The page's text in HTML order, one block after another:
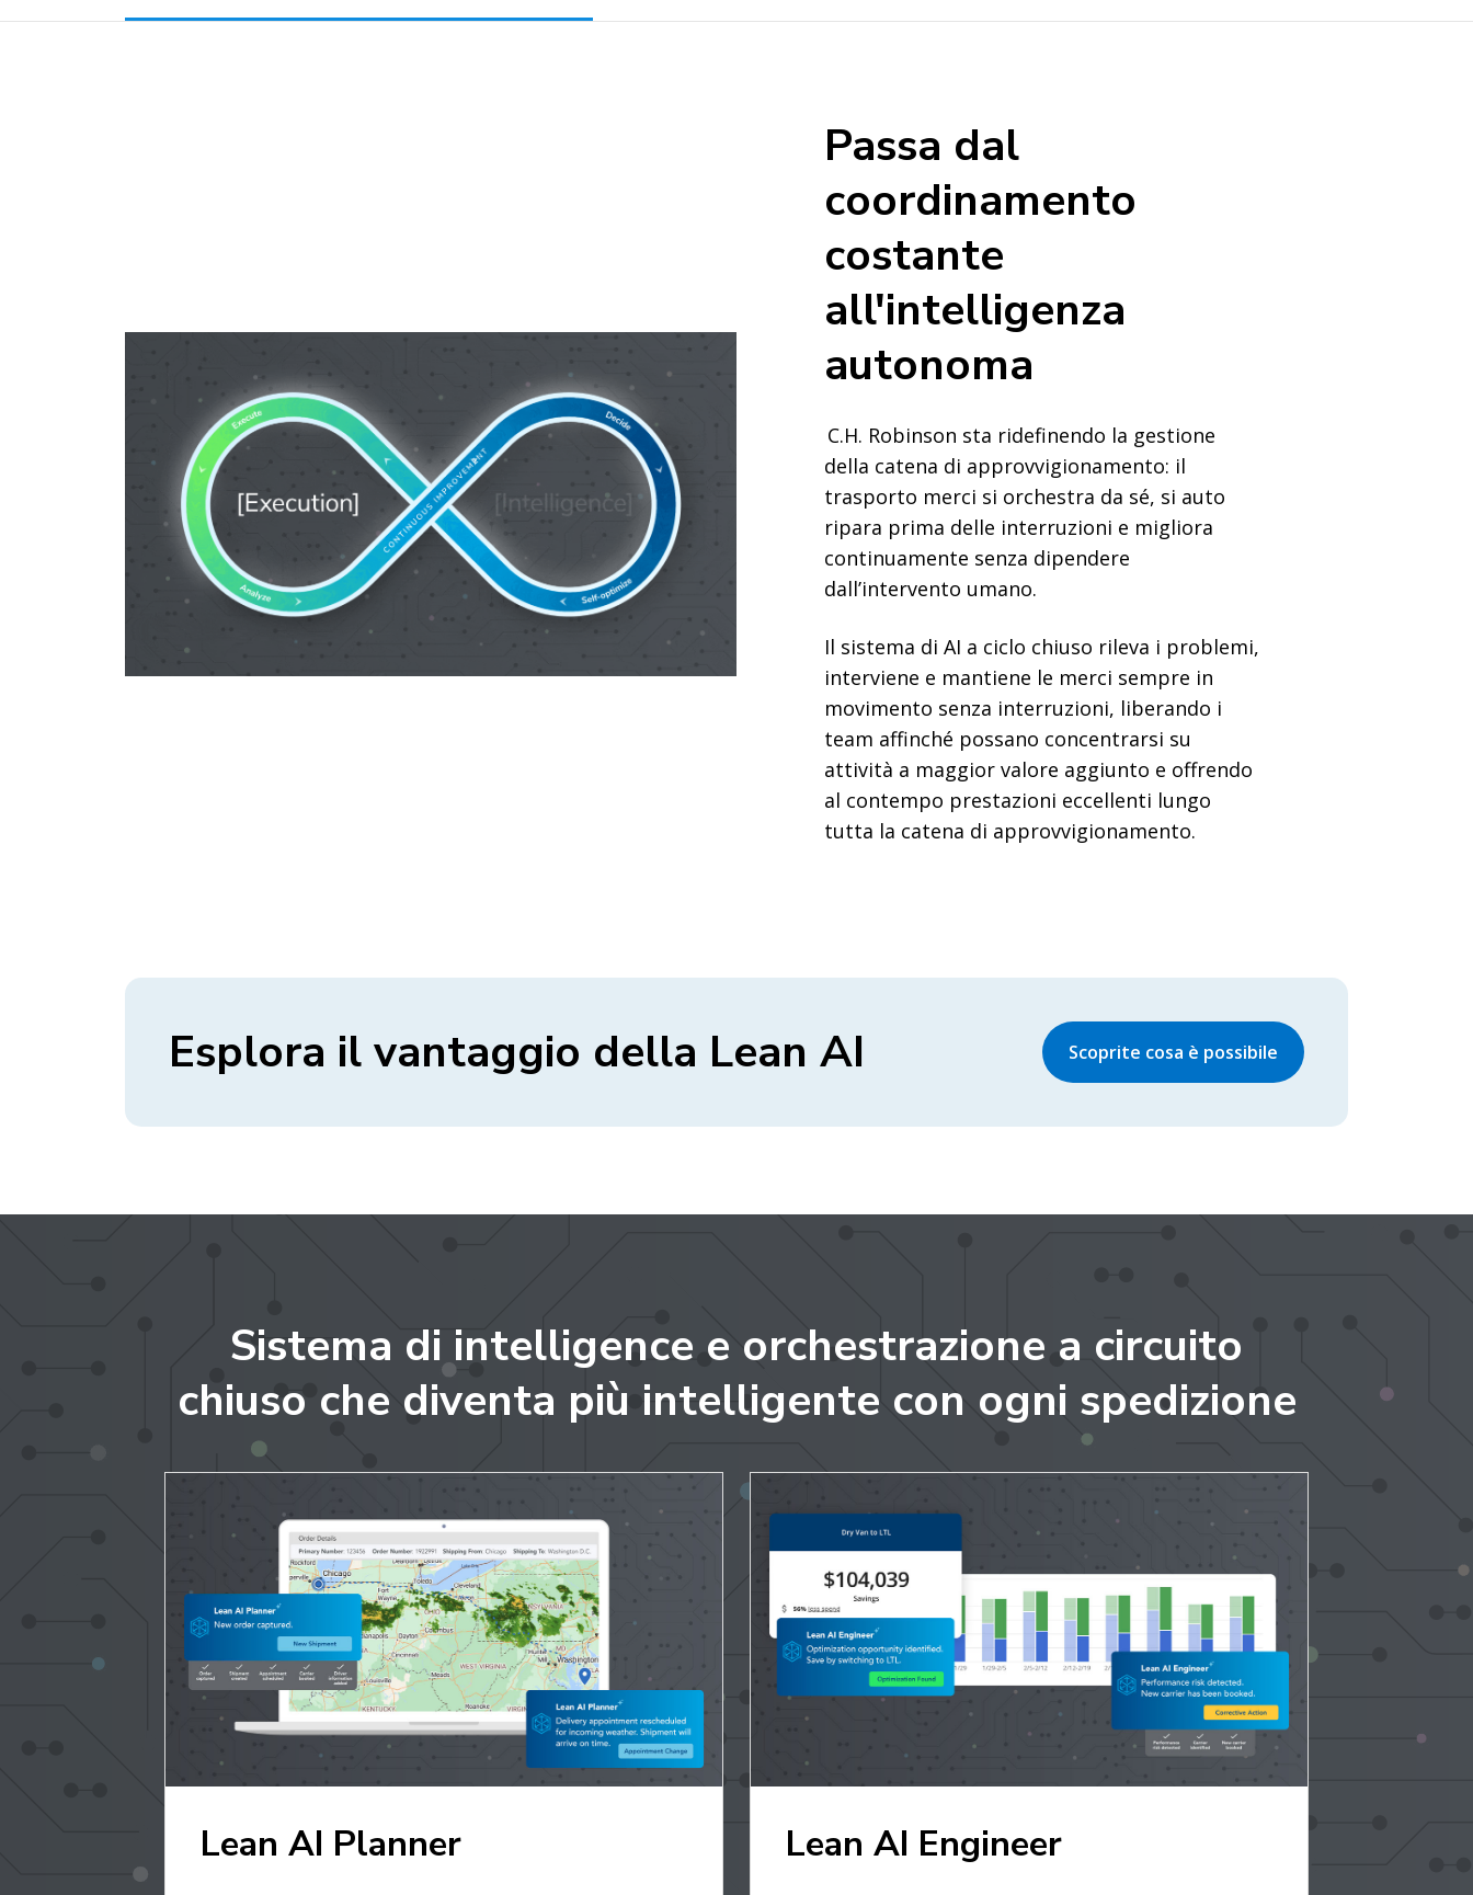
Passa dal
coordinamento
costante
all'intelligenza
autonoma
C.H. Robinson sta ridefinendo la gestione
della catena di approvvigionamento: il
trasporto merci si orchestra da sé, si auto
ripara prima delle interruzioni e migliora
continuamente senza dipendere
dall’intervento umano.
Il sistema di AI a ciclo chiuso rileva i problemi,
interviene e mantiene le merci sempre in
movimento senza interruzioni, liberando i
team affinché possano concentrarsi su
attività a maggior valore aggiunto e offrendo
al contempo prestazioni eccellenti lungo
tutta la catena di approvvigionamento.
Esplora il vantaggio della Lean AI Scoprite cosa è possibile
Sistema di intelligence e orchestrazione a circuito
chiuso che diventa più intelligente con ogni spedizione
Lean AI Planner Lean AI Engineer